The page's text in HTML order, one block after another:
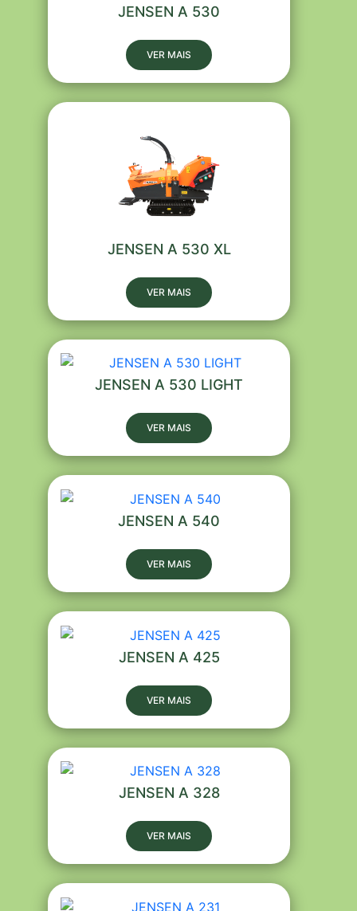
JENSEN A 530
VER MAIS
JENSEN A 530 XL
VER MAIS
JENSEN A 530 LIGHT
VER MAIS
JENSEN A 540
VER MAIS
JENSEN A 425
VER MAIS
JENSEN A 328
VER MAIS